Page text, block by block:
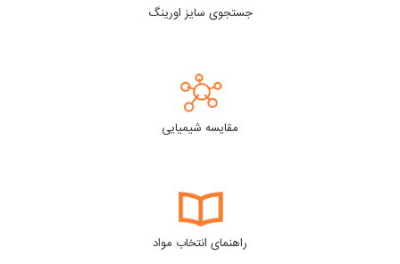
جستجوی سایز اورینگ
مقایسه شیمیایی
راهنمای انتخاب مواد